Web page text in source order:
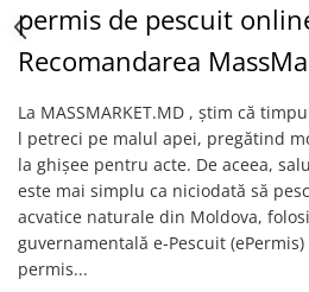
Boiles
Wafters
Momeala artificiala
Seminte si mix de seminte
Aditivi, arome, dipuri
Pescuit la copca
Bagajerie pescuit
permis de pescuit
Recomandarea
La MASSMARKET.MD , știm că
l petreci pe malul apei, pregătind
la ghișee pentru acte. De aceea,
este mai simplu ca niciodată să
acvatice naturale din Moldova,
guvernamentală e-Pescuit
permis...